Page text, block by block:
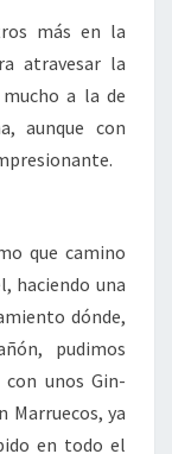
más en la
atravesar la
a la de
aunque con
que camino
haciendo una
dónde,
pudimos
unos Gin-
Marruecos, ya
en todo el